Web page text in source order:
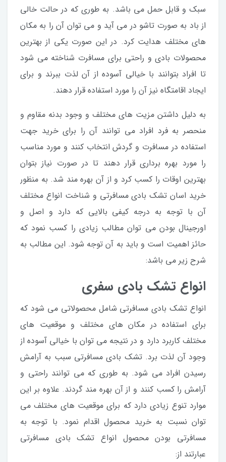
سبک و قابل حمل می باشد. به طوری که در حالت خالی
از باد به صورت تاشو در می آید و می توان آن را به مکان
های مختلف هدایت کرد. در این صورت یکی از بهترین
محصولات بادی و راحتی برای مسافرت شناخته می شود
تا افراد بتوانند با خیالی آسوده از آن لذت ببرند و برای
ایجاد اقامتگاه نیز آن را مورد استفاده قرار دهند.
به دلیل داشتن مزیت های مختلف و وجود بدنه مقاوم و
منحصر به فرد افراد می توانند آن را برای خرید جهت
استفاده در مسافرت و گردش انتخاب کنند و مورد مناسب
را مورد بهره برداری قرار دهند تا در صورت نیاز بتوان
بهترین اوقات را کسب کرد و از آن بهره مند شد. به منظور
خرید اسان تشک بادی مسافرتی و شناخت انواع مختلف
آن با توجه به درجه کیفی بالایی که دارد و اصل و
اورجینال بودن می توان مطالب زیادی را کسب نمود که
حائز اهمیت است و باید به آن توجه شود. این مطالب به
شرح زیر می باشد:
انواع تشک بادی سفری
انواع تشک بادی مسافرتی شامل محصولاتی می شود که
برای استفاده در مکان های مختلف و موقعیت های
مختلف کاربرد دارد و در نتیجه می توان با خیالی آسوده از
وجود آن لذت برد. تشک بادی مسافرتی سبب به آرامش
رسیدن افراد می شود. به طوری که می توانند راحتی و
آرامش را کسب کنند و از آن بهره مند گردند. علاوه بر این
موارد تنوع زیادی دارد که برای موقعیت های مختلف می
توان نسبت به خرید محصول اقدام نمود. با توجه به
مسافرتی بودن محصول انواع تشک بادی مسافرتی
عبارتند از: